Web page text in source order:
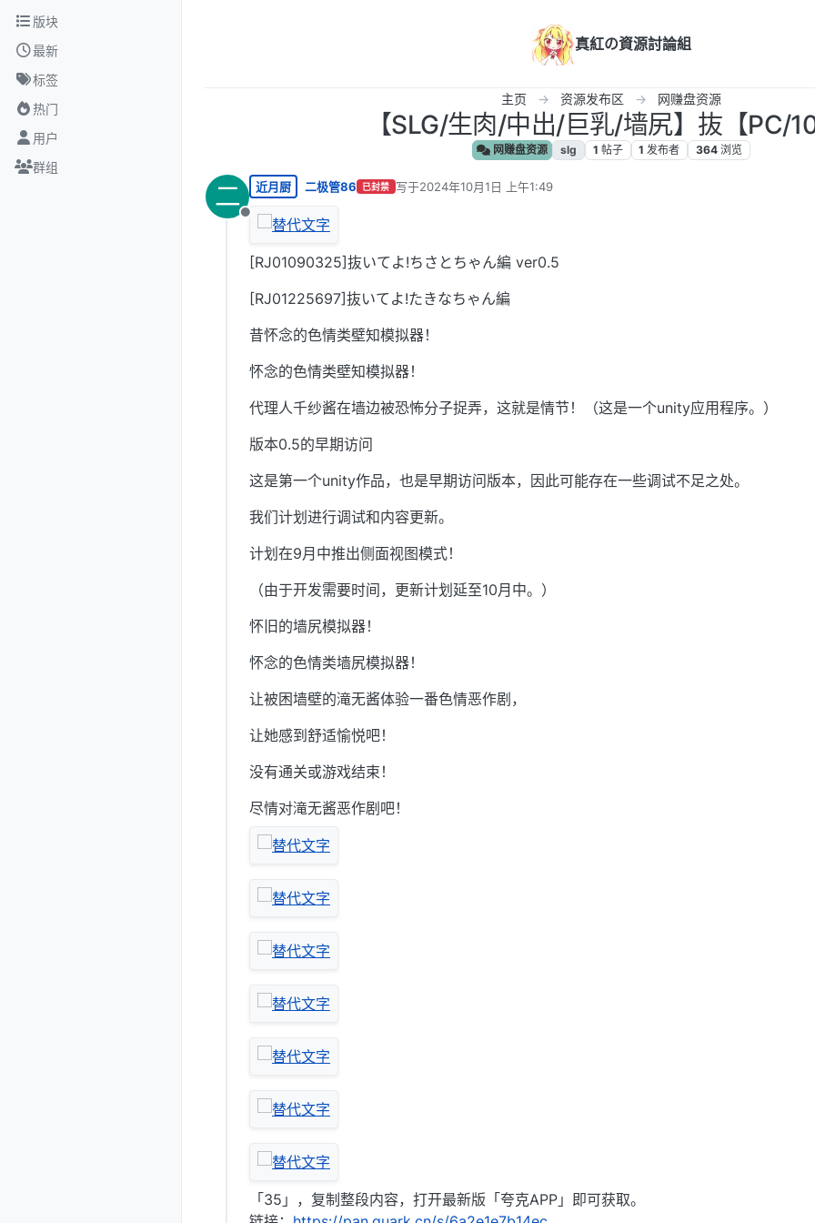
跳转至内容
版块
最新
标签
热门
用户
群组
真紅の資源討論組
主页 资源发布区 网赚盘资源
【SLG/生肉/中出/巨乳/墙尻】抜【PC/
网赚盘资源 slg 1 帖子 1 发布者 364 浏览
二
离线
近月厨 二极管86 已封禁 写于2024年10月1日 上午1:49
最后由 编辑
[RJ01090325]抜いてよ!ちさとちゃん編 ver0.5
[RJ01225697]抜いてよ!たきなちゃん編
昔怀念的色情类壁知模拟器！
怀念的色情类壁知模拟器！
代理人千纱酱在墙边被恐怖分子捉弄，这就是情节！（这是一个unity应用程序。）
版本0.5的早期访问
这是第一个unity作品，也是早期访问版本，因此可能存在一些调试不足之处。
我们计划进行调试和内容更新。
计划在9月中推出侧面视图模式！
（由于开发需要时间，更新计划延至10月中。）
怀旧的墙尻模拟器！
怀念的色情类墙尻模拟器！
让被困墙壁的滝无酱体验一番色情恶作剧，
让她感到舒适愉悦吧！
没有通关或游戏结束！
尽情对滝无酱恶作剧吧！
「35」，复制整段内容，打开最新版「夸克APP」即可获取。